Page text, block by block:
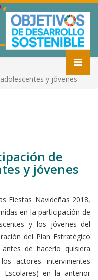
y jóvenes
de
y jóvenes
Fiestas Navideñas 2018,
en la participación de
y los jóvenes del
del Plan Estratégico
de hacerlo quisiera
actores intervinientes
en la anterior